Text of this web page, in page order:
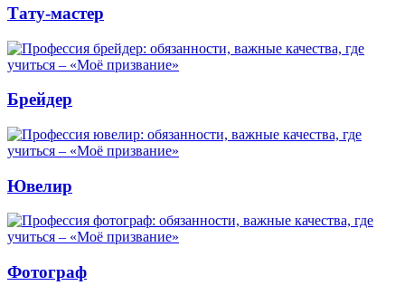
Тату-мастер
Брейдер
Ювелир
Фотограф